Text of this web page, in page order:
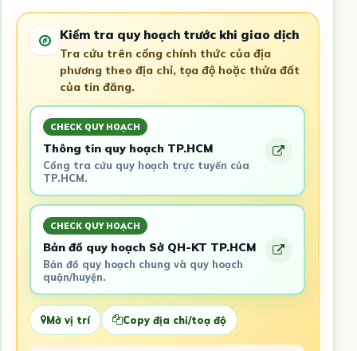
Kiểm tra quy hoạch trước khi giao dịch
Tra cứu trên cổng chính thức của địa
phương theo địa chỉ, tọa độ hoặc thửa đất
của tin đăng.
CHECK QUY HOẠCH
Thông tin quy hoạch TP.HCM
Cổng tra cứu quy hoạch trực tuyến của
TP.HCM.
CHECK QUY HOẠCH
Bản đồ quy hoạch Sở QH-KT TP.HCM
Bản đồ quy hoạch chung và quy hoạch
quận/huyện.
Mở vị trí Copy địa chỉ/toạ độ